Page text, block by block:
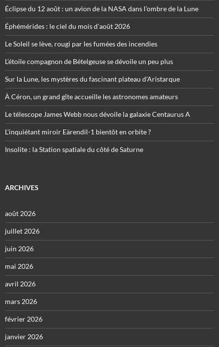
Éclipse du 12 août : un avion de la NASA dans l’ombre de la Lune
Éphémérides : le ciel du mois d’août 2026
Le Soleil se lève, rougi par les fumées des incendies
L’étoile compagnon de Bételgeuse se dévoile un peu plus
Sur la Lune, les mystères du fascinant plateau d’Aristarque
À Céron, un grand gîte accueille les astronomes amateurs
Le télescope James Webb nous dévoile la galaxie Centaurus A
L’inquiétant miroir Eärendil-1 bientôt en orbite ?
Insolite : la Station spatiale du côté de Saturne
ARCHIVES
août 2026
juillet 2026
juin 2026
mai 2026
avril 2026
mars 2026
février 2026
janvier 2026